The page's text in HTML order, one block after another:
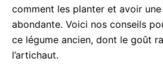
comment les planter et avoir
abondante. Voici nos conseils
ce légume ancien, dont le goût
l’artichaut.